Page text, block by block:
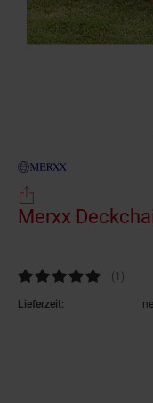
Merxx
Kundenbewertung: 5 von 5
(1 )
Lieferzeit: